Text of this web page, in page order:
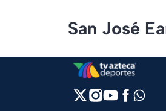
San José